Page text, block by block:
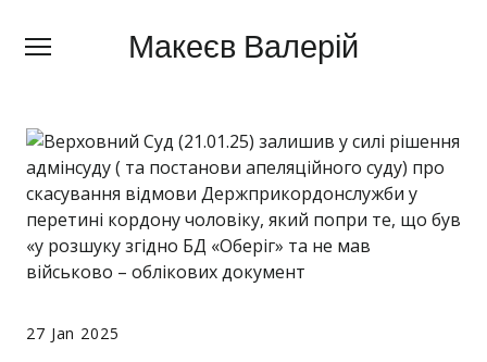
Макеєв Валерій
Макеєв Валерій
Про мене
Сфери діяльності
Правила
Ціни
27 Jan 2025